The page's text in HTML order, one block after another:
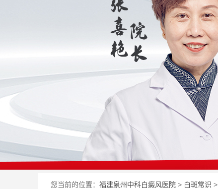
您当前的位置： 福建泉州中科白癜风医院 > 白斑常识 >